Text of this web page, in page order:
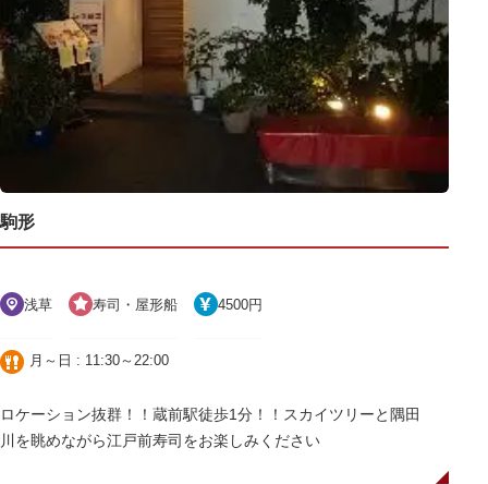
駒形
浅草 寿司・屋形船 4500円
月～日 : 11:30～22:00
ロケーション抜群！！蔵前駅徒歩1分！！スカイツリーと隅田
川を眺めながら江戸前寿司をお楽しみください